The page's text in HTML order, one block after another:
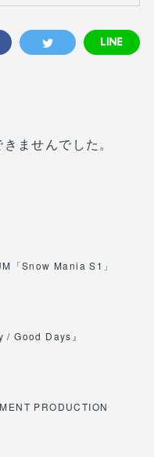
ませんでした。
「Snow Mania S1」
Good Days』
PRODUCTION